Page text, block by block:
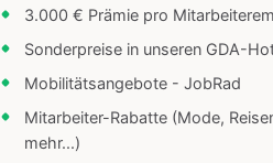
3.000 € Prämie pro
Sonderpreise in unseren GDA-
Mobilitätsangebote - JobRad
Mitarbeiter-Rabatte (Mode,
mehr...)